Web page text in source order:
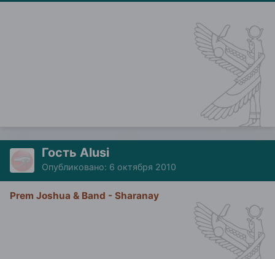
Гость Alusi
Опубликовано: 6 октября 2010
Prem Joshua & Band - Sharanay